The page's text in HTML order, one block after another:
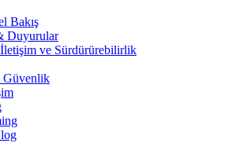
Bakış
Duyurular
ve Sürdürürebilirlik